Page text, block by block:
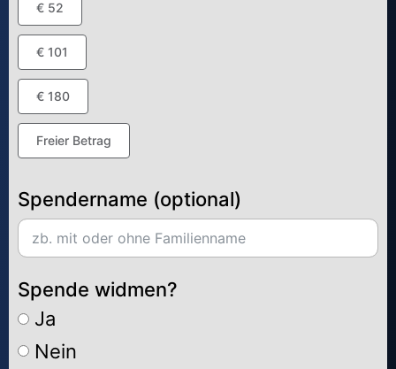
€ 52
€ 101
€ 180
Freier Betrag
Spendername (optional)
Spende widmen?
Ja
Nein